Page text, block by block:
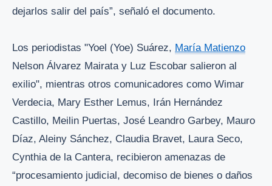
dejarlos salir del país”, señaló el documento.
Los periodistas "Yoel (Yoe) Suárez, María Matienzo
Nelson Álvarez Mairata y Luz Escobar salieron al
exilio", mientras otros comunicadores como Wimar
Verdecia, Mary Esther Lemus, Irán Hernández
Castillo, Meilin Puertas, José Leandro Garbey, Mauro
Díaz, Aleiny Sánchez, Claudia Bravet, Laura Seco,
Cynthia de la Cantera, recibieron amenazas de
“procesamiento judicial, decomiso de bienes o daños